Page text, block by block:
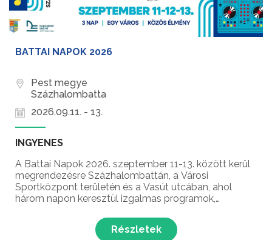
BATTAI NAPOK 2026
Pest megye
Százhalombatta
2026.09.11. - 13.
INGYENES
A Battai Napok 2026. szeptember 11-13. között kerül
megrendezésre Százhalombattán, a Városi
Sportközpont területén és a Vasút utcában, ahol
három napon keresztül izgalmas programok,
közösségi pillanatok várják a
látogatókat Százhalombatta legnépszerű...
Részletek